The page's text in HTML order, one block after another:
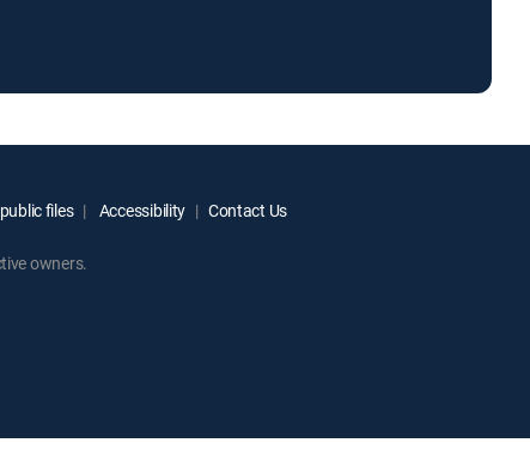
files Accessibility Contact Us
owners.